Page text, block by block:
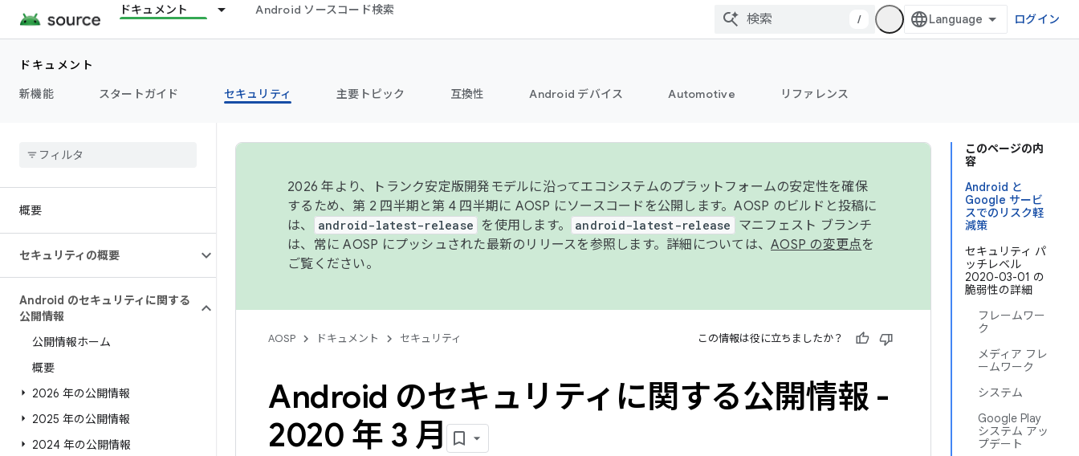
ドキュメント Android ソースコード検索
/ ログイン
ドキュメント
新機能
スタートガイド セキュリティ 主要トピック 互換性 Android デバイス Automotive リファレンス
概要
セキュリティの概要
Android のセキュリティに関する
公開情報
公開情報ホーム
概要
2026 年の公開情報
2025 年の公開情報
2024 年の公開情報
このページの内
容
Android と
Google サービ
スでのリスク軽
減策
セキュリティ パ
ッチレベル
2020-03-01 の
脆弱性の詳細
フレームワー
ク
メディア フレ
ームワーク
システム
Google Play
システム アッ
プデート
2026 年より、トランク安定版開発モデルに沿ってエコシステムのプラットフォームの安定性を確保
するため、第 2 四半期と第 4 四半期に AOSP にソースコードを公開します。AOSP のビルドと投稿に
は、
android-latest-release を使用します。 android-latest-release
マニフェスト ブランチ
は、常に AOSP にプッシュされた最新のリリースを参照します。詳細については、 AOSP の変更点を
ご覧ください。
AOSP ドキュメント セキュリティ この情報は役に立ちましたか？
Android のセキュリティに関する公開情報 -
2020 年 3 月